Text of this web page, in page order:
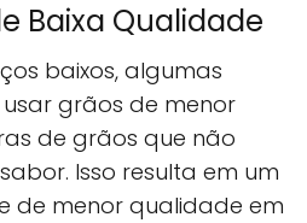
Baixa Qualidade
baixos, algumas
grãos de menor
de grãos que não
Isso resulta em um
de menor qualidade em